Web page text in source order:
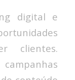
digital e
clientes.
campanhas